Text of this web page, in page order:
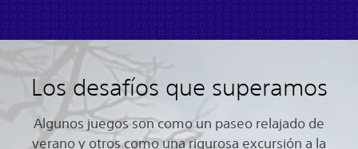
Los desafíos que superamos
Algunos juegos son como un paseo relajado de
verano y otros como una rigurosa excursión a la